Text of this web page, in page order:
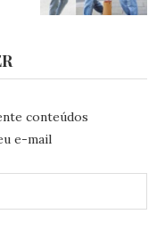
conteúdos
e-mail